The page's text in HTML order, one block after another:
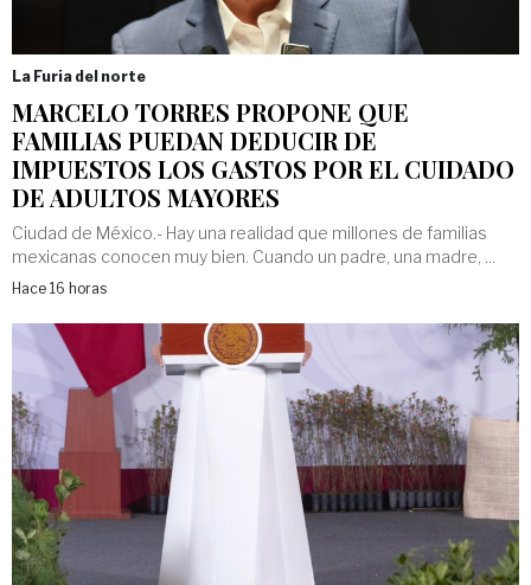
La Furia del norte
MARCELO TORRES PROPONE QUE
FAMILIAS PUEDAN DEDUCIR DE
IMPUESTOS LOS GASTOS POR EL CUIDADO
DE ADULTOS MAYORES
Ciudad de México.- Hay una realidad que millones de familias
mexicanas conocen muy bien. Cuando un padre, una madre, ...
Hace 16 horas